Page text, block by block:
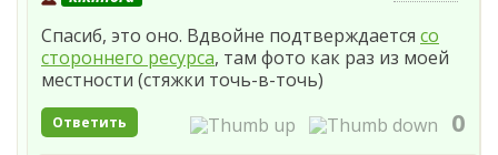
Спасиб, это оно. Вдвойне подтверждается со
стороннего ресурса, там фото как раз из моей
местности (стяжки точь-в-точь)
Ответить 0